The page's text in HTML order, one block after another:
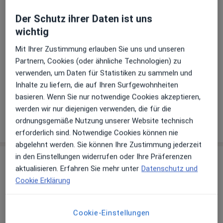
Zahlungsmodalitäten (private Besuche)
Akzeptierte Versicherungen
Details
Telefonnummer
02367 1...Telefonnummer anzeigen
02367 1...Telefonnummer anzeigen
Mehr Details anzeigen
über die Adresse
Erfahrungen
Der Schutz ihrer Daten ist uns
wichtig
Mit Ihrer Zustimmung erlauben Sie uns und unseren
Partnern, Cookies (oder ähnliche Technologien) zu
verwenden, um Daten für Statistiken zu sammeln und
Inhalte zu liefern, die auf Ihren Surfgewohnheiten
basieren. Wenn Sie nur notwendige Cookies akzeptieren,
werden wir nur diejenigen verwenden, die für die
ordnungsgemäße Nutzung unserer Website technisch
erforderlich sind. Notwendige Cookies können nie
abgelehnt werden. Sie können Ihre Zustimmung jederzeit
in den Einstellungen widerrufen oder Ihre Präferenzen
aktualisieren. Erfahren Sie mehr unter Datenschutz und
Cookie Erklärung
Cookie-Einstellungen